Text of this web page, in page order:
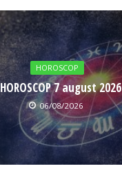
HOROSCOP
HOROSCOP 7 august 2026
06/08/2026